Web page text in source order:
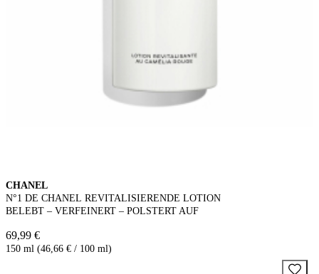
CHANEL
N°1 DE CHANEL REVITALISIERENDE LOTION
BELEBT – VERFEINERT – POLSTERT AUF
69,99 €
150 ml (46,66 € / 100 ml)